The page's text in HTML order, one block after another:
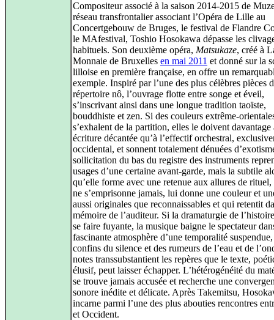
Compositeur associé à la saison 2014-2015 de
réseau transfrontalier associant l’Opéra de Lille au
Concertgebouw de Bruges, le festival de Flandre
le MAfestival, Toshio Hosokawa dépasse les
habituels. Son deuxième opéra, Matsukaze, créé à
Monnaie de Bruxelles en mai 2011 et donné sur la
lilloise en première française, en offre un
exemple. Inspiré par l’une des plus célèbres pièces
répertoire nô, l’ouvrage flotte entre songe et éveil,
s’inscrivant ainsi dans une longue tradition taoïste,
bouddhiste et zen. Si des couleurs extrême-
s’exhalent de la partition, elles le doivent davantage
écriture décantée qu’à l’effectif orchestral,
occidental, et sonnent totalement dénuées
sollicitation du bas du registre des instruments
usages d’une certaine avant-garde, mais la subtile
qu’elle forme avec une retenue aux allures de
ne s’emprisonne jamais, lui donne une couleur et
aussi originales que reconnaissables et qui retentit
mémoire de l’auditeur. Si la dramaturgie de
se faire fuyante, la musique baigne le spectateur
fascinante atmosphère d’une temporalité
confins du silence et des rumeurs de l’eau et de
notes transsubstantient les repères que le texte,
élusif, peut laisser échapper. L’hétérogénéité du
se trouve jamais accusée et recherche une
sonore inédite et délicate. Après Takemitsu,
incarne parmi l’une des plus abouties rencontres
et Occident.